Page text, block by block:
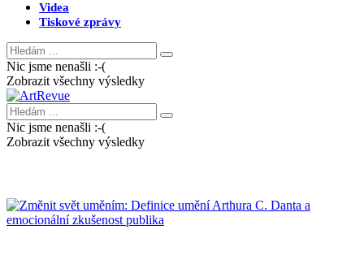
Videa
Tiskové zprávy
Nic jsme nenašli :-(
Zobrazit všechny výsledky
Nic jsme nenašli :-(
Zobrazit všechny výsledky